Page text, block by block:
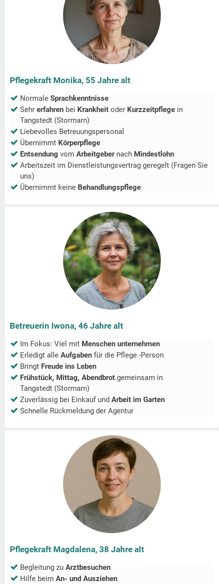
Pflegekraft Monika, 55 Jahre alt
Normale Sprachkenntnisse
Sehr erfahren bei Krankheit oder Kurzzeitpflege in
Tangstedt (Stormarn)
Liebevolles Betreuungspersonal
Übernimmt Körperpflege
Entsendung vom Arbeitgeber nach Mindestlohn
Arbeitszeit im Dienstleistungsvertrag geregelt (Fragen Sie
uns)
Übernimmt keine Behandlungspflege
Betreuerin Iwona, 46 Jahre alt
Im Fokus: Viel mit Menschen unternehmen
Erledigt alle Aufgaben für die Pflege -Person
Bringt Freude ins Leben
Frühstück, Mittag, Abendbrot gemeinsam in
Tangstedt (Stormarn)
Zuverlässig bei Einkauf und Arbeit im Garten
Schnelle Rückmeldung der Agentur
Pflegekraft Magdalena, 38 Jahre alt
Begleitung zu Arztbesuchen
Hilfe beim An- und Ausziehen